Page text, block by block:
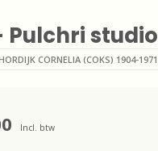
Pulchri studio
CORNELIA (COKS) 1904-1971
Incl. btw